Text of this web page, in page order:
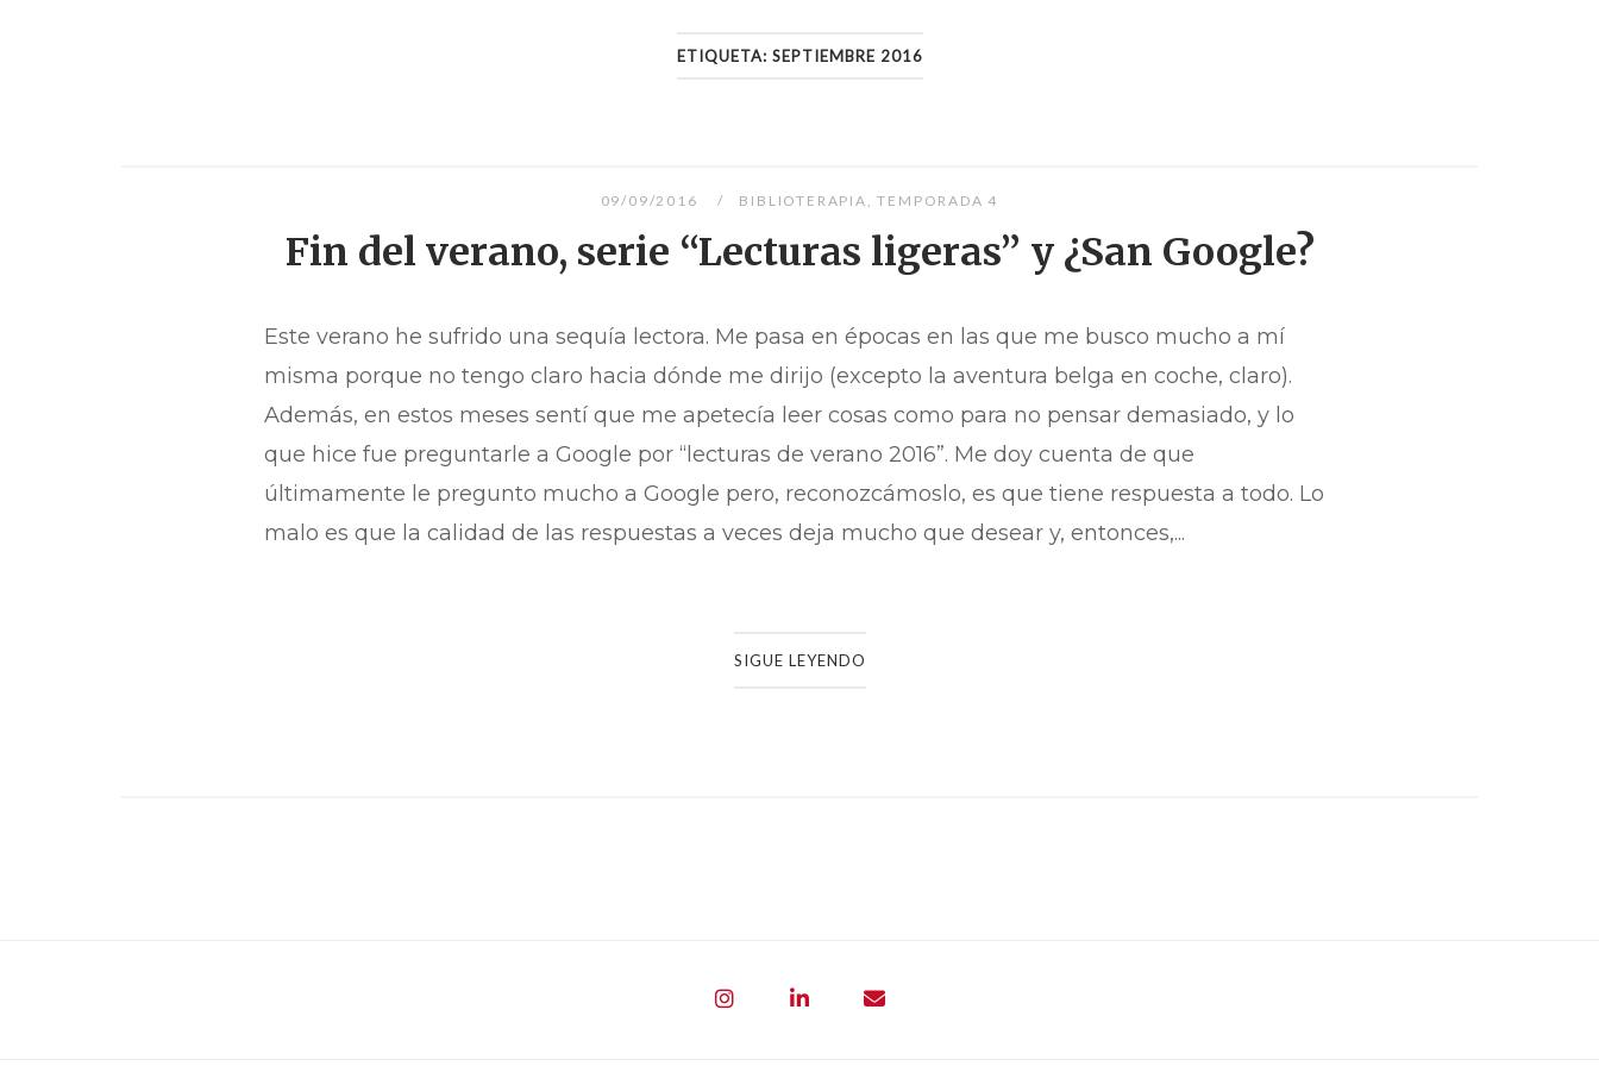
ETIQUETA: SEPTIEMBRE 2016
09/09/2016 BIBLIOTERAPIA ,TEMPORADA 4
Fin del verano, serie “Lecturas ligeras” y ¿San Google?
Este verano he sufrido una sequía lectora. Me pasa en épocas en las que me busco mucho a mí
misma porque no tengo claro hacia dónde me dirijo (excepto la aventura belga en coche, claro).
Además, en estos meses sentí que me apetecía leer cosas como para no pensar demasiado, y lo
que hice fue preguntarle a Google por “lecturas de verano 2016”. Me doy cuenta de que
últimamente le pregunto mucho a Google pero, reconozcámoslo, es que tiene respuesta a todo. Lo
malo es que la calidad de las respuestas a veces deja mucho que desear y, entonces,...
SIGUE LEYENDO